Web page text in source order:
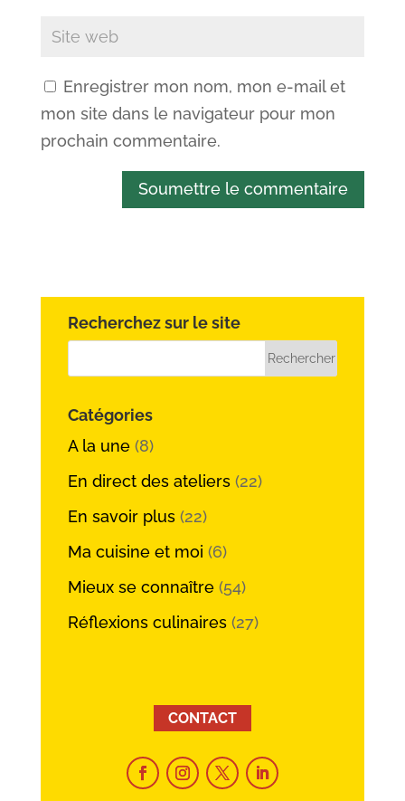
Enregistrer mon nom, mon e-mail et
mon site dans le navigateur pour mon
prochain commentaire.
Soumettre le commentaire
Recherchez sur le site
Catégories
A la une(8)
En direct des ateliers(22)
En savoir plus(22)
Ma cuisine et moi (6)
Mieux se connaître(54)
Réflexions culinaires(27)
CONTACT